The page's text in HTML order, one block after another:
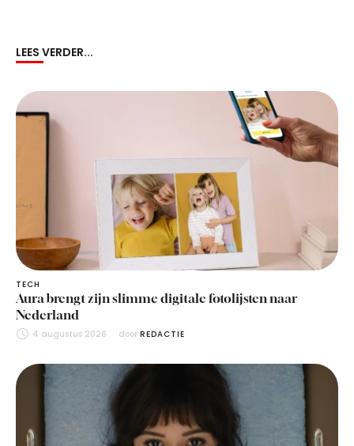
LEES VERDER...
TECH
Aura brengt zijn slimme digitale fotolijsten naar
Nederland
4 augustus 2026 door REDACTIE